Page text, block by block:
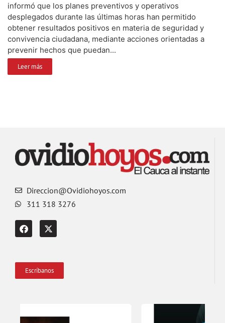
informó que los planes preventivos y operativos
desplegados durante las últimas horas han permitido
obtener resultados positivos en materia de seguridad y
convivencia ciudadana, mediante acciones orientadas a
prevenir hechos que puedan...
Leer más
Direccion@Ovidiohoyos.com
311 318 3276
Escríbanos